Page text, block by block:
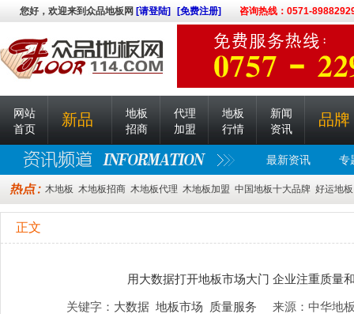
您好，欢迎来到众品地板网 [请登陆] [免费注册] 咨询热线：0571-
网站
首页
新品
地板
招商
代理
加盟
地板
行情
新闻
资讯
品牌
最新资讯 专
木地板 木地板招商 木地板代理 木地板加盟 中国地板十大品牌 好运地板
正文
用大数据打开地板市场大门 企业注重质量
关键字： 大数据 地板市场 质量服务 来源：中华地